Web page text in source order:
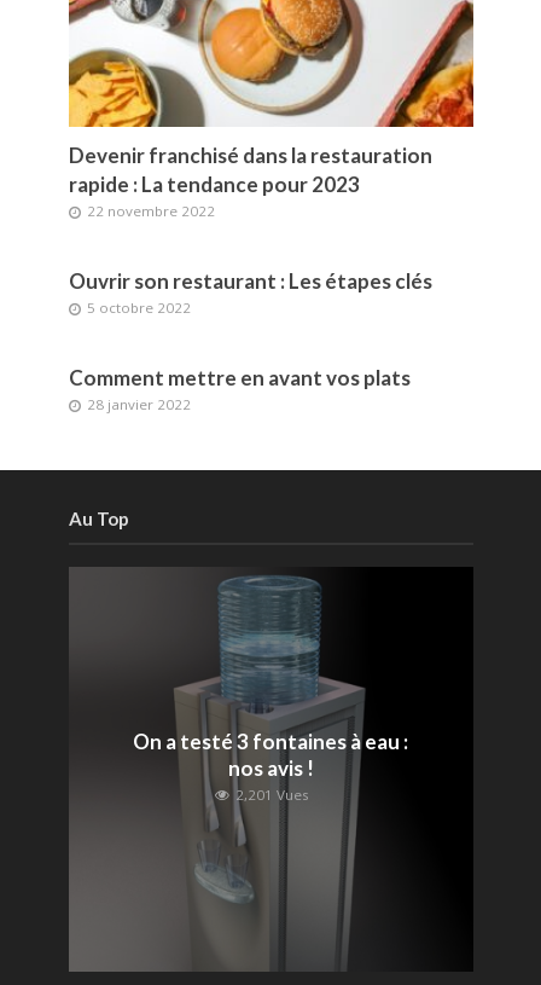
Devenir franchisé dans la restauration
rapide : La tendance pour 2023
22 novembre 2022
Ouvrir son restaurant : Les étapes clés
5 octobre 2022
Comment mettre en avant vos plats
28 janvier 2022
Au Top
On a testé 3 fontaines à eau :
nos avis !
2,201 Vues